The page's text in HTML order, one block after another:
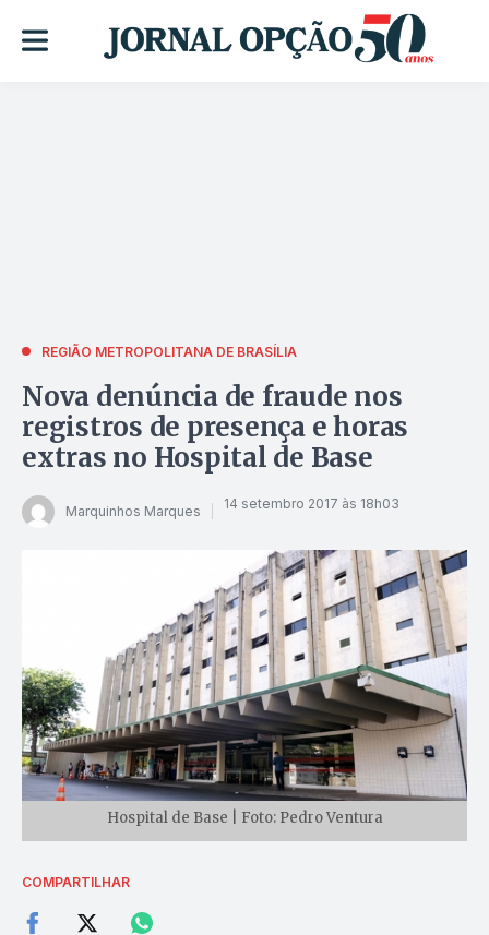
REGIÃO METROPOLITANA DE BRASÍLIA
Nova denúncia de fraude nos
registros de presença e horas
extras no Hospital de Base
Marquinhos Marques 14 setembro 2017 às 18h03
Hospital de Base | Foto: Pedro Ventura
COMPARTILHAR